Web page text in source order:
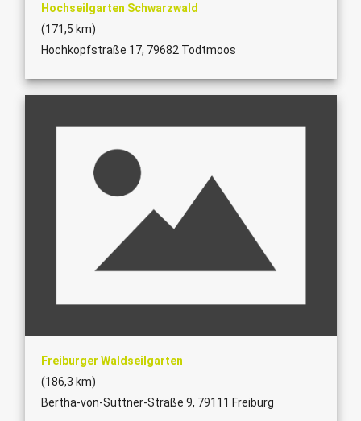
Hochseilgarten Schwarzwald
(171,5 km)
Hochkopfstraße 17, 79682 Todtmoos
Freiburger Waldseilgarten
(186,3 km)
Bertha-von-Suttner-Straße 9, 79111 Freiburg